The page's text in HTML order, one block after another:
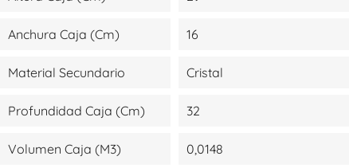
Anchura Caja (cm) 16
Material Secundario Cristal
Profundidad Caja (cm) 32
Volumen Caja (m3) 0,0148